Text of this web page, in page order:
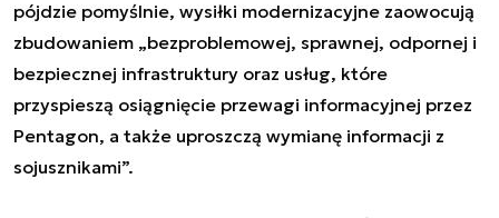
pójdzie pomyślnie, wysiłki modernizacyjne zaowocują
zbudowaniem „bezproblemowej, sprawnej, odpornej i
bezpiecznej infrastruktury oraz usług, które
przyspieszą osiągnięcie przewagi informacyjnej przez
Pentagon, a także uproszczą wymianę informacji z
sojusznikami”.